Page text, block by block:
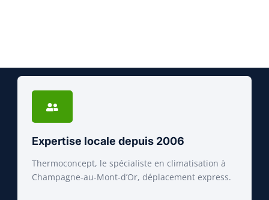
Expertise locale depuis 2006
Thermoconcept, le spécialiste en climatisation à
Champagne-au-Mont-d’Or, déplacement express.